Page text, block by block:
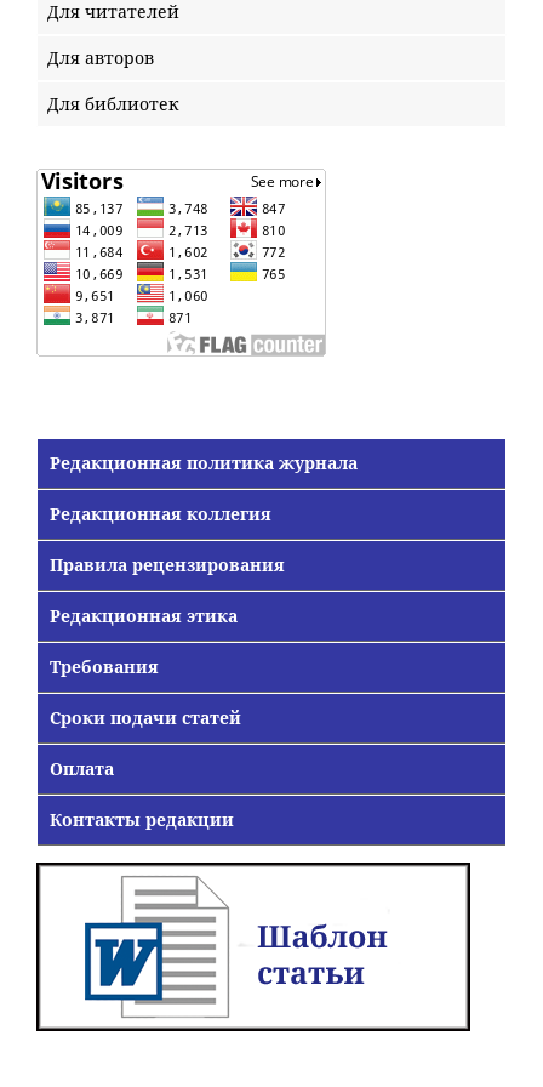
Для читателей
Для авторов
Для библиотек
Редакционная политика журнала
Редакционная коллегия
Правила рецензирования
Редакционная этика
Требования
Сроки подачи статей
Оплата
Контакты редакции